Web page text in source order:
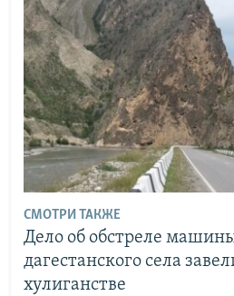
СМОТРИ ТАКЖЕ
Дело об обстреле
дагестанского села
хулиганстве